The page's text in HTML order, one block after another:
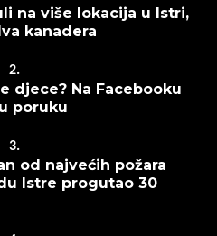
na više lokacija u Istri,
kanadera
2.
djece? Na Facebooku
poruku
3.
od najvećih požara
Istre progutao 30